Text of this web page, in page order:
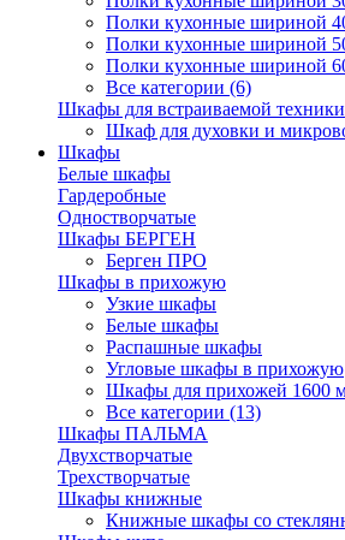
Полки кухонные шириной
Полки кухонные шириной
Полки кухонные шириной
Все категории (6)
Шкафы для встраиваемой техники
Шкаф для духовки и
Шкафы
Белые шкафы
Гардеробные
Одностворчатые
Шкафы БЕРГЕН
Берген ПРО
Шкафы в прихожую
Узкие шкафы
Белые шкафы
Распашные шкафы
Угловые шкафы в прихожую
Шкафы для прихожей 1600
Все категории (13)
Шкафы ПАЛЬМА
Двухстворчатые
Трехстворчатые
Шкафы книжные
Книжные шкафы со